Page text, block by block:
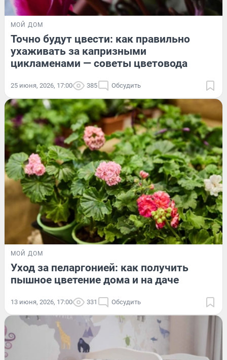
МОЙ ДОМ
Точно будут цвести: как правильно
ухаживать за капризными
цикламенами — советы цветовода
25 июня, 2026, 17:00 385 Обсудить
МОЙ ДОМ
Уход за пеларгонией: как получить
пышное цветение дома и на даче
13 июня, 2026, 17:00 331 Обсудить